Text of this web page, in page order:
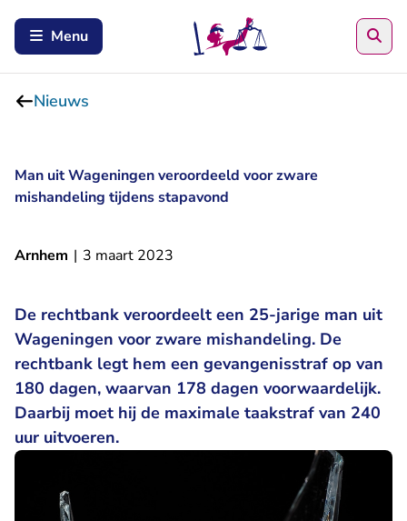
Menu
Nieuws
Man uit Wageningen veroordeeld voor zware
mishandeling tijdens stapavond
Arnhem | 3 maart 2023
De rechtbank veroordeelt een 25-jarige man uit
Wageningen voor zware mishandeling. De
rechtbank legt hem een gevangenisstraf op van
180 dagen, waarvan 178 dagen voorwaardelijk.
Daarbij moet hij de maximale taakstraf van 240
uur uitvoeren.